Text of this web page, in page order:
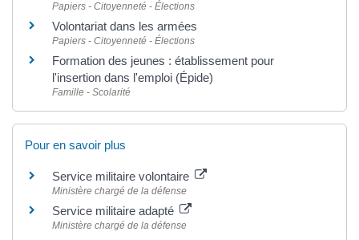
Papiers - Citoyenneté - Élections
Volontariat dans les armées
Papiers - Citoyenneté - Élections
Formation des jeunes : établissement pour
l'insertion dans l'emploi (Épide)
Famille - Scolarité
Pour en savoir plus
Service militaire volontaire
Ministère chargé de la défense
Service militaire adapté
Ministère chargé de la défense